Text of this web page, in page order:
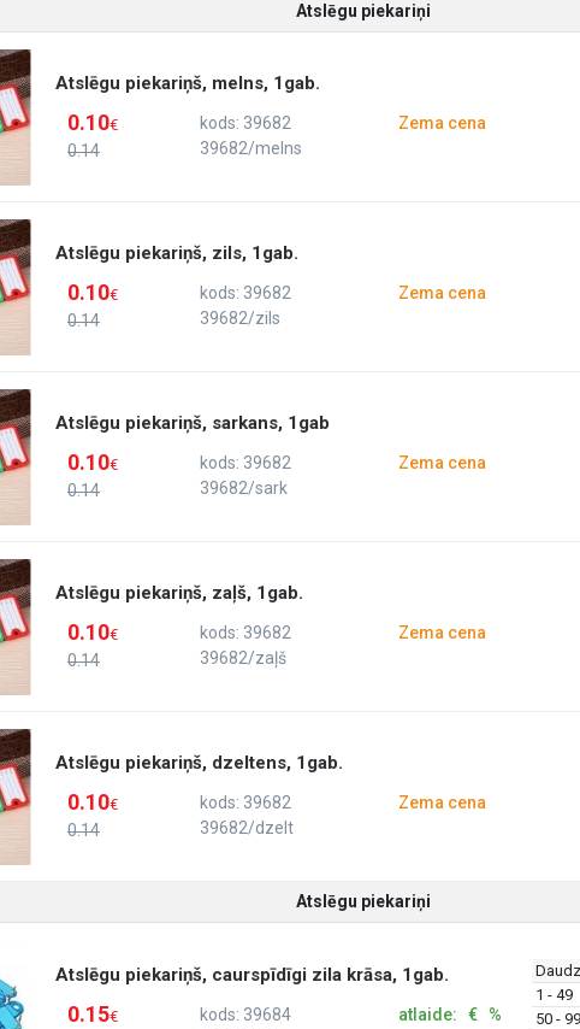
Atslēgu piekariņi
Atslēgu piekariņš, melns, 1gab.
0.14
0.10€
kods: 39682
39682/melns
Zema cena
Atslēgu piekariņš, zils, 1gab.
0.14
0.10€
kods: 39682
39682/zils
Zema cena
Atslēgu piekariņš, sarkans, 1gab
0.14
0.10€
kods: 39682
39682/sark
Zema cena
Atslēgu piekariņš, zaļš, 1gab.
0.14
0.10€
kods: 39682
39682/zaļš
Zema cena
Atslēgu piekariņš, dzeltens, 1gab.
0.14
0.10€
kods: 39682
39682/dzelt
Zema cena
Atslēgu piekariņi
Atslēgu piekariņš, caurspīdīgi zila krāsa, 1gab.
0.15€
kods: 39684
atlaide: € %
1 - 49
50 - 99